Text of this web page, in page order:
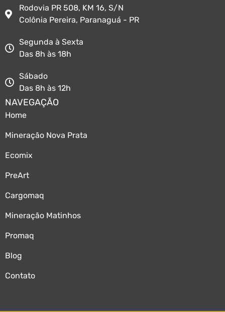
Rodovia PR 508, KM 16, S/N
Colônia Pereira, Paranaguá - PR
Segunda à Sexta
Das 8h às 18h
Sábado
Das 8h às 12h
NAVEGAÇÃO
Home
Mineração Nova Prata
Ecomix
PreArt
Cargomaq
Mineração Matinhos
Promaq
Blog
Contato